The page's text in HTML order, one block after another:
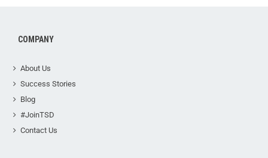
COMPANY
About Us
Success Stories
Blog
#JoinTSD
Contact Us